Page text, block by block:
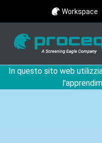
Workspace
In questo sito web